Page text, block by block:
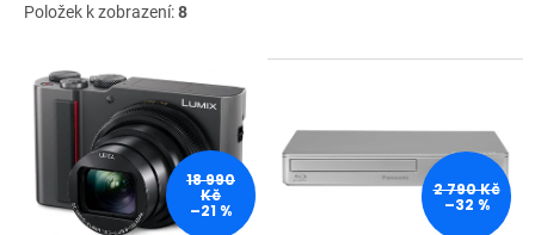
Položek k zobrazení:8
18 990
Kč
–21 %
2 790 Kč
–32 %